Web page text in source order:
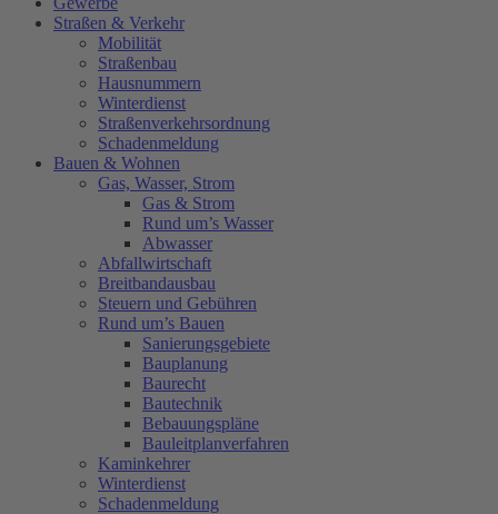
Straßen & Verkehr
Mobilität
Straßenbau
Hausnummern
Winterdienst
Straßenverkehrsordnung
Schadenmeldung
Bauen & Wohnen
Gas, Wasser, Strom
Gas & Strom
Rund um’s Wasser
Abwasser
Abfallwirtschaft
Breitbandausbau
Steuern und Gebühren
Rund um’s Bauen
Sanierungsgebiete
Bauplanung
Baurecht
Bautechnik
Bebauungspläne
Bauleitplanverfahren
Kaminkehrer
Winterdienst
Schadenmeldung